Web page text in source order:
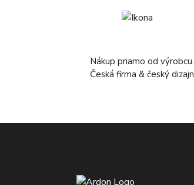
Nákup priamo od výrobcu.
Česká firma & český dizajn